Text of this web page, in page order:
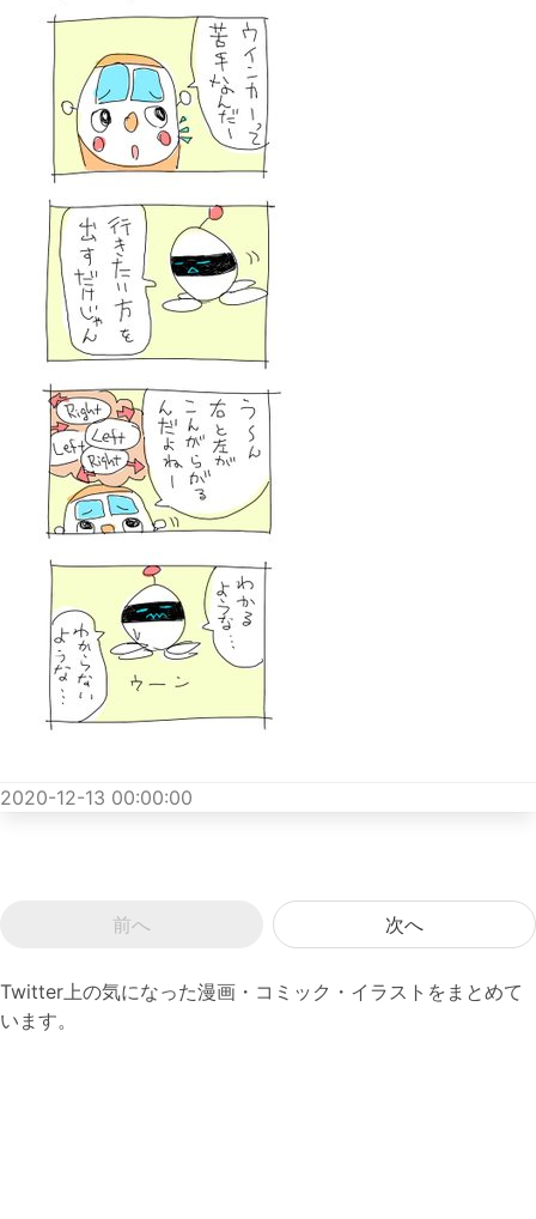
2020-12-13 00:00:00
前へ 次へ
Twitter上の気になった漫画・コミック・イラストをまとめて
います。